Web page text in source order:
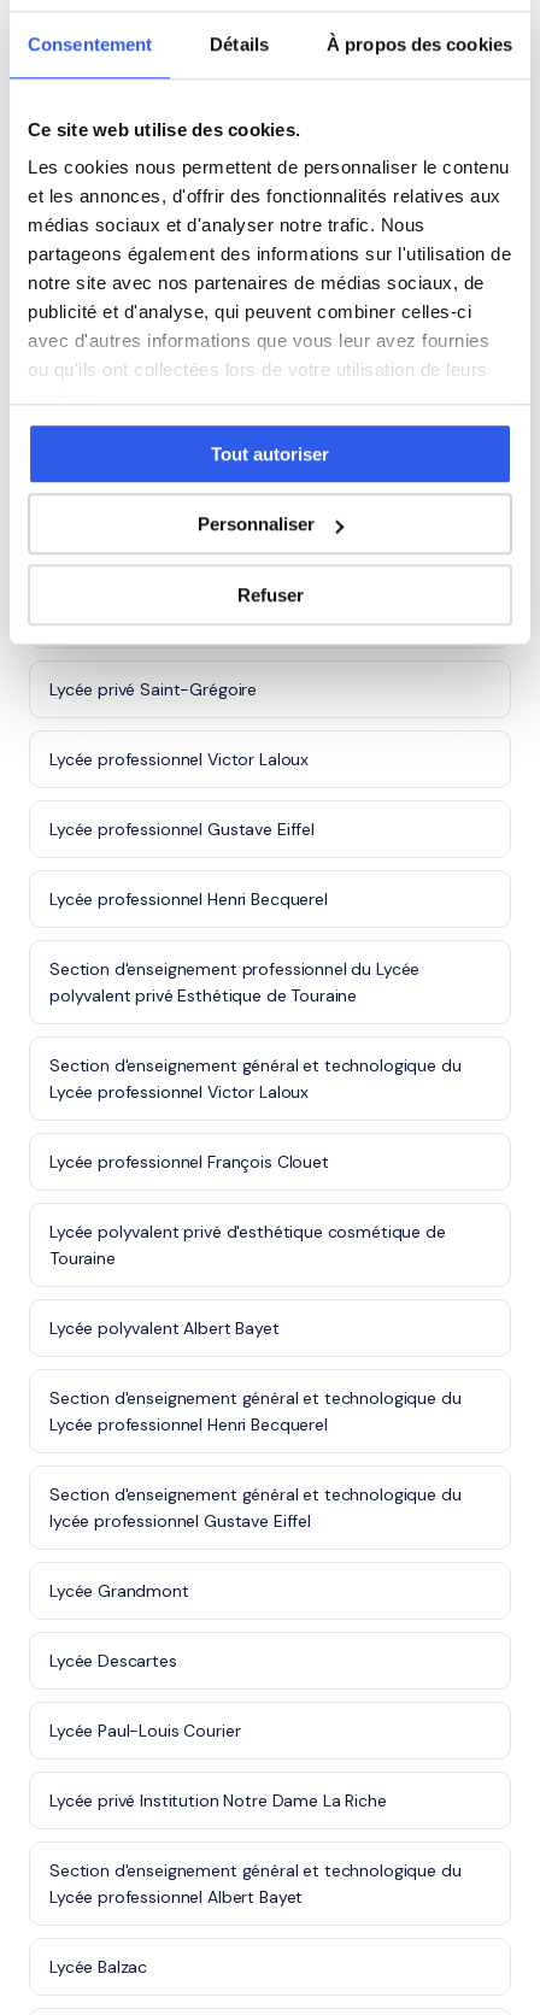
Consentement Détails À propos des cookies
Ce site web utilise des cookies.
Les cookies nous permettent de personnaliser le contenu
et les annonces, d'offrir des fonctionnalités relatives aux
médias sociaux et d'analyser notre trafic. Nous
partageons également des informations sur l'utilisation de
notre site avec nos partenaires de médias sociaux, de
publicité et d'analyse, qui peuvent combiner celles-ci
avec d'autres informations que vous leur avez fournies
ou qu'ils ont collectées lors de votre utilisation de leurs
Tout autoriser
Personnaliser
Refuser
Villes proches de Tours
Cours particuliers à Joué-lès-Tours (37)
Cours particuliers à Amboise (37)
Cours particuliers à Saint-Cyr-sur-Loire (37)
Cours particuliers à Saint-Pierre-des-Corps (37)
Cours particuliers à Saint-Avertin (37)
Lycées à Tours
Lycée privé Marmoutier
Lycée privé Saint-Grégoire
Lycée professionnel Victor Laloux
Lycée professionnel Gustave Eiffel
Lycée professionnel Henri Becquerel
Section d'enseignement professionnel du Lycée
polyvalent privé Esthétique de Touraine
Section d'enseignement général et technologique du
Lycée professionnel Victor Laloux
Lycée professionnel François Clouet
Lycée polyvalent privé d'esthétique cosmétique de
Touraine
Lycée polyvalent Albert Bayet
Section d'enseignement général et technologique du
Lycée professionnel Henri Becquerel
Section d'enseignement général et technologique du
lycée professionnel Gustave Eiffel
Lycée Grandmont
Lycée Descartes
Lycée Paul-Louis Courier
Lycée privé Institution Notre Dame La Riche
Section d'enseignement général et technologique du
Lycée professionnel Albert Bayet
Lycée Balzac